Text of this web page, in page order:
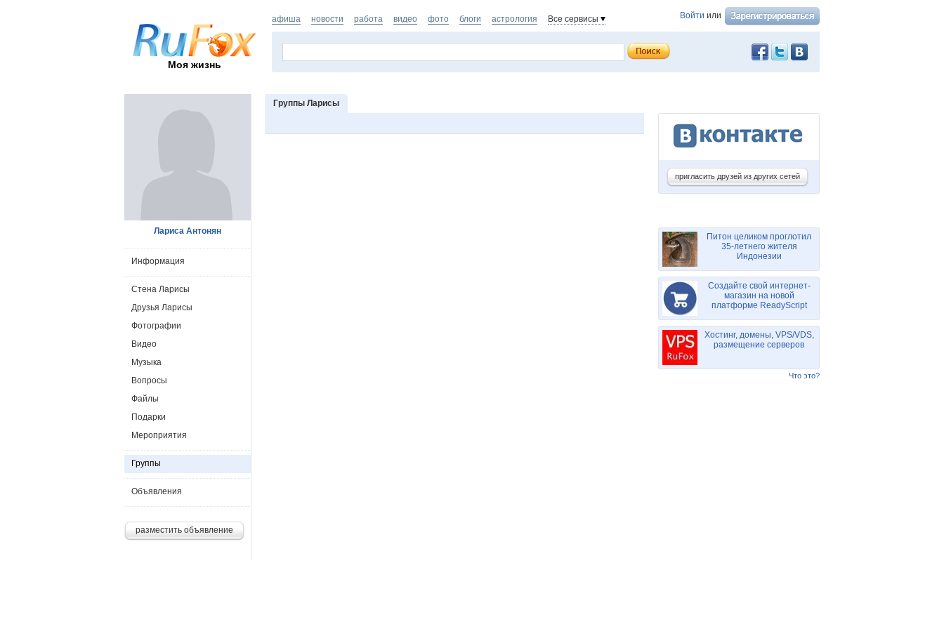
Моя жизнь
Войти или
афиша новости работа видео фото блоги астрология Все сервисы
Группы Ларисы
Лариса Антонян
Информация
Стена Ларисы
Друзья Ларисы
Фотографии
Видео
Музыка
Вопросы
Файлы
Подарки
Мероприятия
Группы
Объявления
разместить объявление
пригласить друзей из других сетей
Питон целиком проглотил
35-летнего жителя
Индонезии
Создайте свой интернет-
магазин на новой
платформе ReadyScript
Хостинг, домены, VPS/VDS,
размещение серверов
Что это?